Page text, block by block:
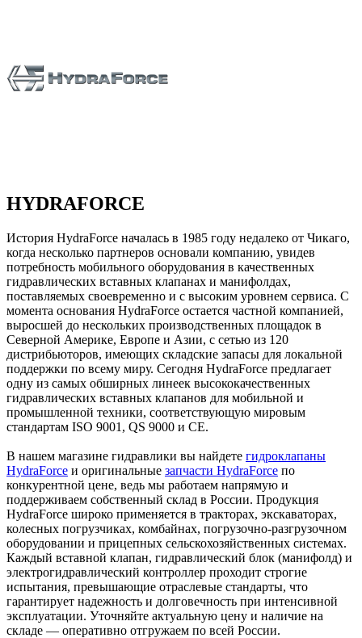
HYDRAFORCE
История HydraForce началась в 1985 году недалеко от Чикаго,
когда несколько партнеров основали компанию, увидев
потребность мобильного оборудования в качественных
гидравлических вставных клапанах и манифолдах,
поставляемых своевременно и с высоким уровнем сервиса. С
момента основания HydraForce остается частной компанией,
выросшей до нескольких производственных площадок в
Северной Америке, Европе и Азии, с сетью из 120
дистрибьюторов, имеющих складские запасы для локальной
поддержки по всему миру. Сегодня HydraForce предлагает
одну из самых обширных линеек высококачественных
гидравлических вставных клапанов для мобильной и
промышленной техники, соответствующую мировым
стандартам ISO 9001, QS 9000 и CE.
В нашем магазине гидравлики вы найдете гидроклапаны
HydraForce и оригинальные запчасти HydraForce по
конкурентной цене, ведь мы работаем напрямую и
поддерживаем собственный склад в России. Продукция
HydraForce широко применяется в тракторах, экскаваторах,
колесных погрузчиках, комбайнах, погрузочно-разгрузочном
оборудовании и прицепных сельскохозяйственных системах.
Каждый вставной клапан, гидравлический блок (манифолд) и
электрогидравлический контроллер проходит строгие
испытания, превышающие отраслевые стандарты, что
гарантирует надежность и долговечность при интенсивной
эксплуатации. Уточняйте актуальную цену и наличие на
складе — оперативно отгружаем по всей России.